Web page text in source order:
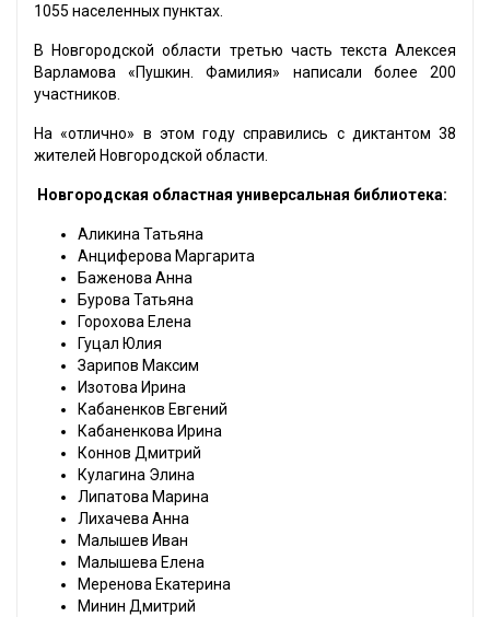
1055 населенных пунктах.
В Новгородской области третью часть текста Алексея
Варламова «Пушкин. Фамилия» написали более 200
участников.
На «отлично» в этом году справились с диктантом 38
жителей Новгородской области.
Новгородская областная универсальная библиотека:
Аликина Татьяна
Анциферова Маргарита
Баженова Анна
Бурова Татьяна
Горохова Елена
Гуцал Юлия
Зарипов Максим
Изотова Ирина
Кабаненков Евгений
Кабаненкова Ирина
Коннов Дмитрий
Кулагина Элина
Липатова Марина
Лихачева Анна
Малышев Иван
Малышева Елена
Меренова Екатерина
Минин Дмитрий